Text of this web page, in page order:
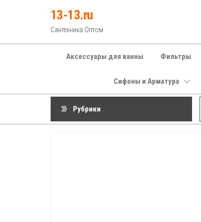
13-13.ru
Сантехника Оптом
Аксессуары для ванны Фильтры
Сифоны и Арматура
Рубрики